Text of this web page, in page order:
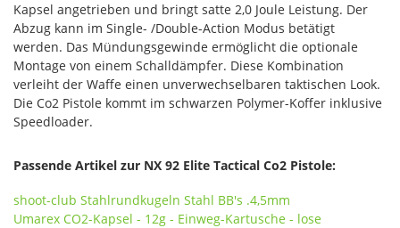
Kapsel angetrieben und bringt satte 2,0 Joule Leistung. Der
Abzug kann im Single- /Double-Action Modus betätigt
werden. Das Mündungsgewinde ermöglicht die optionale
Montage von einem Schalldämpfer. Diese Kombination
verleiht der Waffe einen unverwechselbaren taktischen Look.
Die Co2 Pistole kommt im schwarzen Polymer-Koffer inklusive
Speedloader.
Passende Artikel zur NX 92 Elite Tactical Co2 Pistole:
shoot-club Stahlrundkugeln Stahl BB's .4,5mm
Umarex CO2-Kapsel - 12g - Einweg-Kartusche - lose